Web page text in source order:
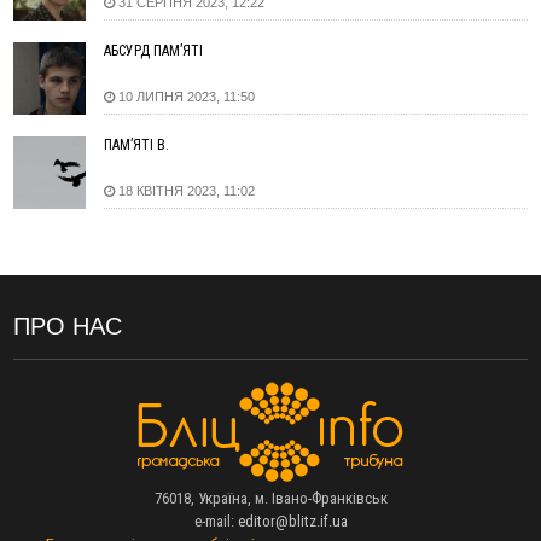
11:45
У Надвірній п'яна жінка побила малолітнього хлопчика: суд
призначив штраф і 30 тисяч компенсації
11:17
У басейні Дністра встановилася гідрологічна посуха - рівні
води наблизилися до найнижчих показників
11:09
У Бурштині поблизу АЗС сталася масова бійка, поліція
з'ясовує обставини
ФОП із Житомира після купівлі права вимоги за 120
тисяч позивається до Франківська на понад 20 млн грн
На лінії зіткнення загинув керівник пошукового загону
"Плацдарм" Олексій Юков
СБС за дві доби уразили 13 енергооб'єктів на окупованих
Українці подали рекордну кількість заяв до університетів.
Які спеціальності обирають
АБСУРД ПАМ’ЯТІ
10 ЛИПНЯ 2023, 11:50
ПАМ’ЯТІ В.
18 КВІТНЯ 2023, 11:02
ПРО НАС
76018, Україна, м. Івано-Франківськ
e-mail: editor@blitz.if.ua